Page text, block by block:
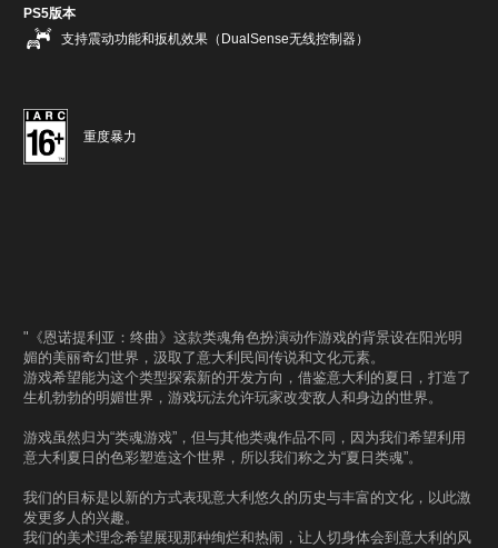
PS5版本
支持震动功能和扳机效果（DualSense无线控制器）
重度暴力
"《恩诺提利亚：终曲》这款类魂角色扮演动作游戏的背景设在阳光明
媚的美丽奇幻世界，汲取了意大利民间传说和文化元素。
游戏希望能为这个类型探索新的开发方向，借鉴意大利的夏日，打造了
生机勃勃的明媚世界，游戏玩法允许玩家改变敌人和身边的世界。
游戏虽然归为“类魂游戏”，但与其他类魂作品不同，因为我们希望利用
意大利夏日的色彩塑造这个世界，所以我们称之为“夏日类魂”。
我们的目标是以新的方式表现意大利悠久的历史与丰富的文化，以此激
发更多人的兴趣。
我们的美术理念希望展现那种绚烂和热闹，让人切身体会到意大利的风